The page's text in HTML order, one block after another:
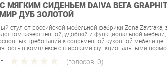
МЯГКИМ СИДЕНЬЕМ DAIVA ВЕГА
ДУБ ЗОЛОТОЙ
стул от российской мебельной фабрики Zona
качественной, удобной и функциональной мебели,
требований к современной кухонной мебели
в комплексе с широкими функциональными
(голосов: 0)